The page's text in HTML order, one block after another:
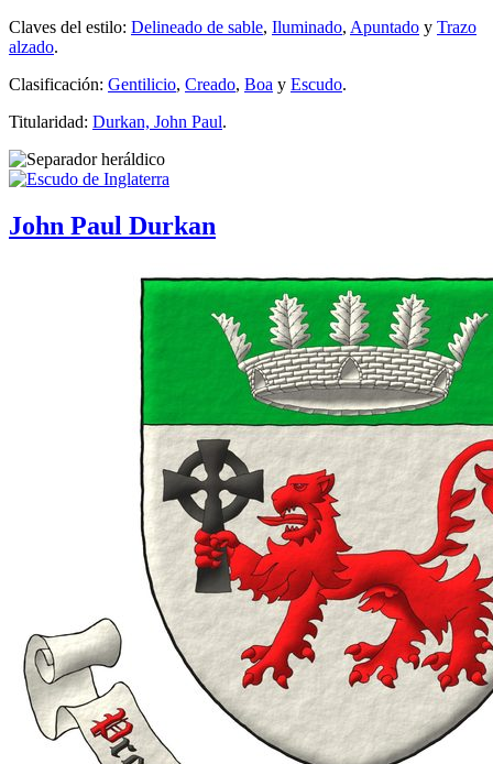
Claves del estilo: Delineado de sable, Iluminado, Apuntado y Trazo
alzado.
Clasificación: Gentilicio, Creado, Boa y Escudo.
Titularidad: Durkan, John Paul.
John Paul Durkan